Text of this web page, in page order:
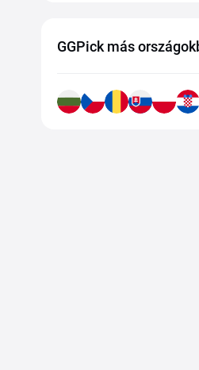
GGPick más